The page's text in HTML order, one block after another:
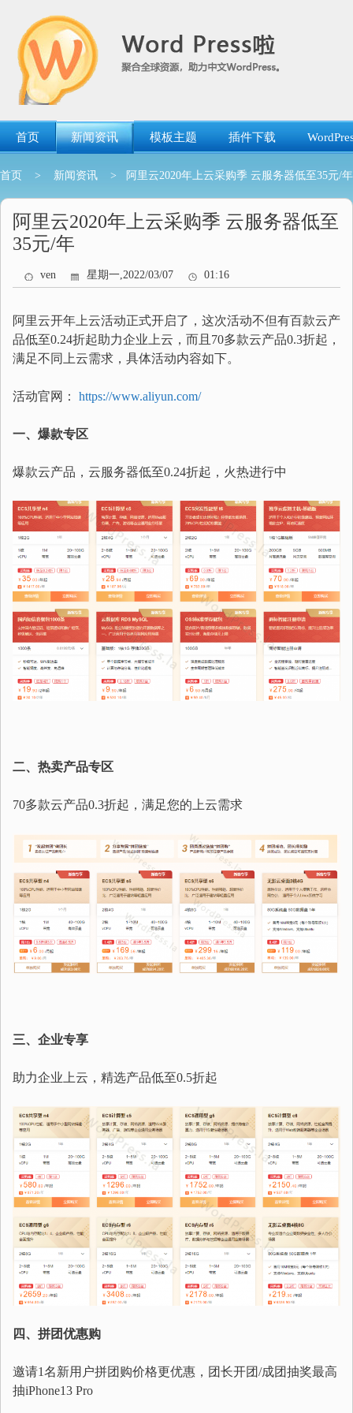
首页 新闻资讯 模板主题 插件下载
首页 > 新闻资讯 > 阿里云2020年上云采购季 云服务器低至35元/年
阿里云2020年上云采购季 云服务器低至
35元/年
ven 星期一,2022/03/07 01:16
阿里云开年上云活动正式开启了，这次活动不但有百款云产
品低至0.24折起助力企业上云，而且70多款云产品0.3折起，
满足不同上云需求，具体活动内容如下。
活动官网： https://www.aliyun.com/
一、爆款专区
爆款云产品，云服务器低至0.24折起，火热进行中
二、热卖产品专区
70多款云产品0.3折起，满足您的上云需求
三、企业专享
助力企业上云，精选产品低至0.5折起
四、拼团优惠购
邀请1名新用户拼团购价格更优惠，团长开团/成团抽奖最高
抽iPhone13 Pro